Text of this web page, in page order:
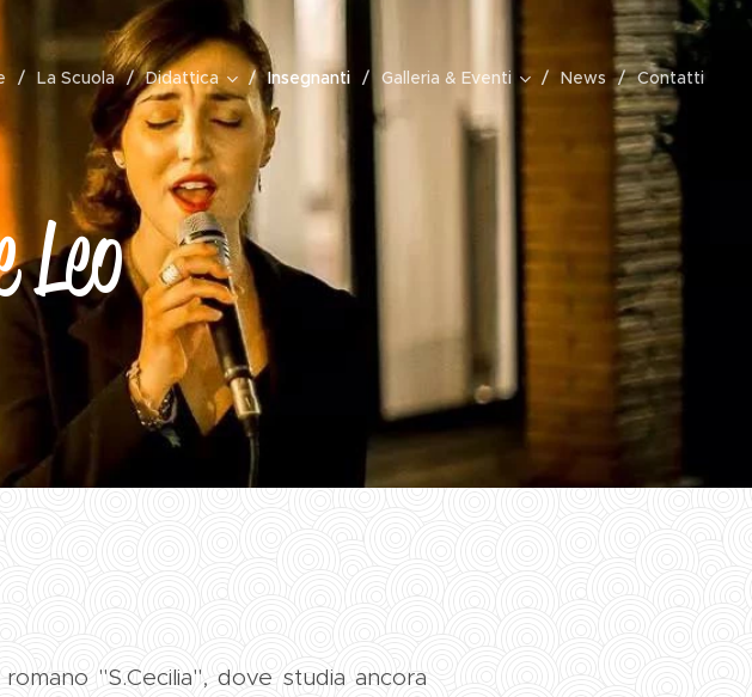
La Scuola Didattica Insegnanti Galleria & Eventi News Contatti
"S.Cecilia", dove studia ancora